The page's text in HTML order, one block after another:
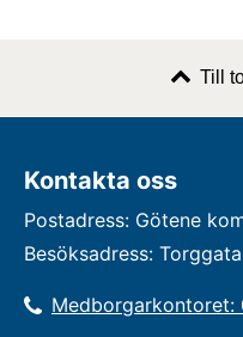
Till
Kontakta oss
Postadress: Götene
Besöksadress:
Medborgarkontoret: